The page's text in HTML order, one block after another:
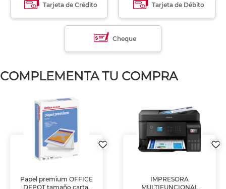
Tarjeta de Crédito Tarjeta de Débito
Cheque
COMPLEMENTA TU COMPRA
Papel premium OFFICE
DEPOT tamaño carta,
IMPRESORA
MULTIFUNCIONAL